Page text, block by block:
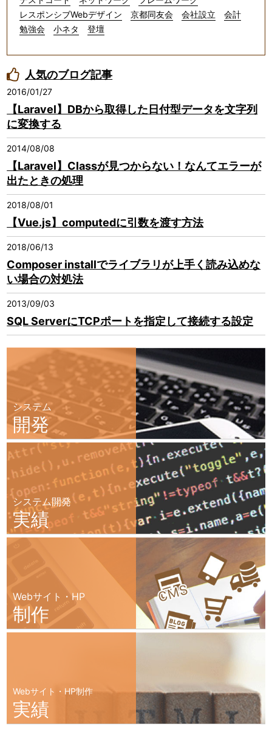
レスポンシブWebデザイン
京都同友会 会社設立
会計
勉強会
小ネタ 登壇
人気のブログ記事
2016/01/27
【Laravel】DBから取得した日付型データを文字列
に変換する
2014/08/08
【Laravel】Classが見つからない！なんてエラーが
出たときの処理
2018/08/01
【Vue.js】computedに引数を渡す方法
2018/06/13
Composer installでライブラリが上手く読み込めな
い場合の対処法
2013/09/03
SQL ServerにTCPポートを指定して接続する設定
システム
開発
システム開発
実績
Webサイト・HP
制作
Webサイト・HP制作
実績